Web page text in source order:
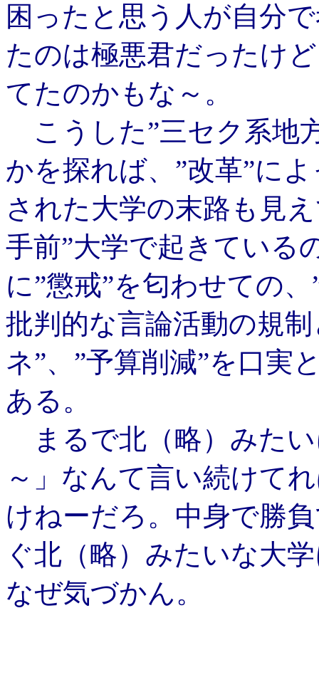
困ったと思う人が自分
たのは極悪君だったけ
てたのかもな～。
こうした”三セク系地
かを探れば、”改革”に
された大学の末路も見
手前”大学で起きている
に”懲戒”を匂わせての
批判的な言論活動の規
ネ”、”予算削減”を口実
ある。
まるで北（略）みた
～」なんて言い続けて
けねーだろ。中身で勝
ぐ北（略）みたいな大
なぜ気づかん。